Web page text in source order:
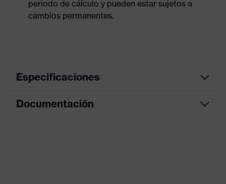
periodo de cálculo y pueden estar sujetos a
cambios permanentes.
Especificaciones
Color de
antracita, gris moteado
Documentación